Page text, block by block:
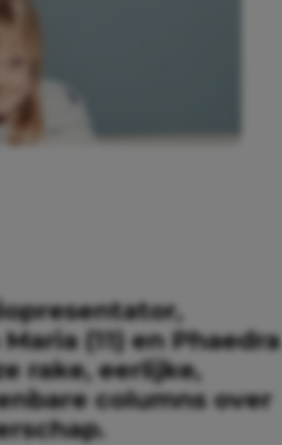
(11) en Phaedra
rake, eerlijke,
columns over